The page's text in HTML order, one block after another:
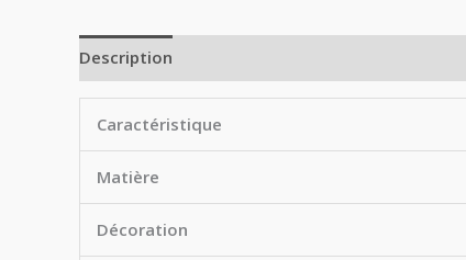
Description
Caractéristique
Matière
Décoration